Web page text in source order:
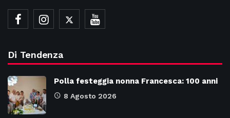
Di Tendenza
Polla festeggia nonna Francesca: 100 anni
8 Agosto 2026